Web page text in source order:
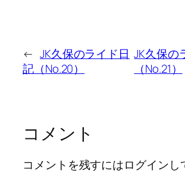
← JK久保のライド日
記（No.20）
JK久保の
（No.21）
コメント
コメントを残すにはログインし